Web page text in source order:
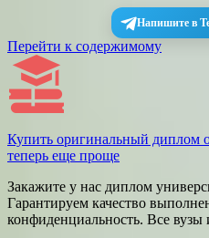
Напишите в
Перейти к содержимому
Купить оригинальный диплом
теперь еще проще
Закажите у нас диплом
Гарантируем качество
конфиденциальность. Все